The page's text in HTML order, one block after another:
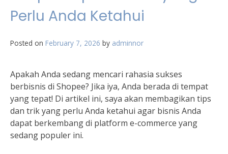
Perlu Anda Ketahui
Posted on February 7, 2026 by adminnor
Apakah Anda sedang mencari rahasia sukses
berbisnis di Shopee? Jika iya, Anda berada di tempat
yang tepat! Di artikel ini, saya akan membagikan tips
dan trik yang perlu Anda ketahui agar bisnis Anda
dapat berkembang di platform e-commerce yang
sedang populer ini.